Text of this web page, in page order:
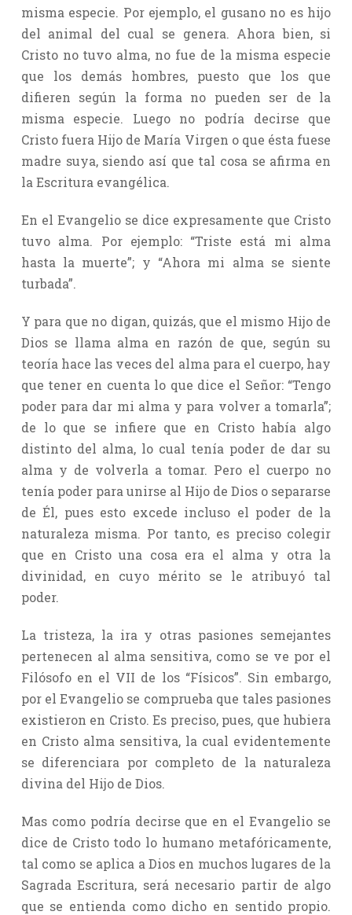
misma especie. Por ejemplo, el gusano no es hijo
del animal del cual se genera. Ahora bien, si
Cristo no tuvo alma, no fue de la misma especie
que los demás hombres, puesto que los que
difieren según la forma no pueden ser de la
misma especie. Luego no podría decirse que
Cristo fuera Hijo de María Virgen o que ésta fuese
madre suya, siendo así que tal cosa se afirma en
la Escritura evangélica.
En el Evangelio se dice expresamente que Cristo
tuvo alma. Por ejemplo: “Triste está mi alma
hasta la muerte”; y “Ahora mi alma se siente
turbada”.
Y para que no digan, quizás, que el mismo Hijo de
Dios se llama alma en razón de que, según su
teoría hace las veces del alma para el cuerpo, hay
que tener en cuenta lo que dice el Señor: “Tengo
poder para dar mi alma y para volver a tomarla”;
de lo que se infiere que en Cristo había algo
distinto del alma, lo cual tenía poder de dar su
alma y de volverla a tomar. Pero el cuerpo no
tenía poder para unirse al Hijo de Dios o separarse
de Él, pues esto excede incluso el poder de la
naturaleza misma. Por tanto, es preciso colegir
que en Cristo una cosa era el alma y otra la
divinidad, en cuyo mérito se le atribuyó tal
poder.
La tristeza, la ira y otras pasiones semejantes
pertenecen al alma sensitiva, como se ve por el
Filósofo en el VII de los “Físicos”. Sin embargo,
por el Evangelio se comprueba que tales pasiones
existieron en Cristo. Es preciso, pues, que hubiera
en Cristo alma sensitiva, la cual evidentemente
se diferenciara por completo de la naturaleza
divina del Hijo de Dios.
Mas como podría decirse que en el Evangelio se
dice de Cristo todo lo humano metafóricamente,
tal como se aplica a Dios en muchos lugares de la
Sagrada Escritura, será necesario partir de algo
que se entienda como dicho en sentido propio.